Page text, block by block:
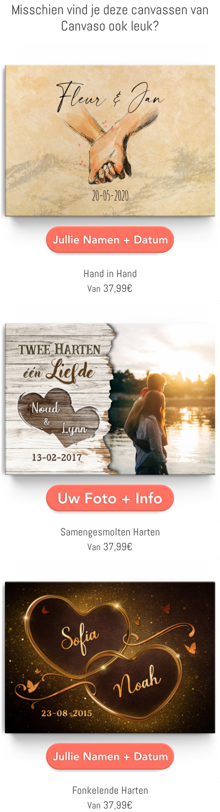
Misschien vind je deze canvassen van
Canvaso ook leuk?
Hand in Hand
Van 37,99€
Samengesmolten Harten
Van 37,99€
Fonkelende Harten
Van 37,99€